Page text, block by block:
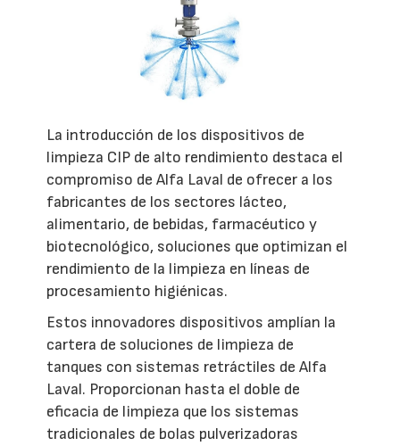
La introducción de los dispositivos de
limpieza CIP de alto rendimiento destaca el
compromiso de Alfa Laval de ofrecer a los
fabricantes de los sectores lácteo,
alimentario, de bebidas, farmacéutico y
biotecnológico, soluciones que optimizan el
rendimiento de la limpieza en líneas de
procesamiento higiénicas.
Estos innovadores dispositivos amplían la
cartera de soluciones de limpieza de
tanques con sistemas retráctiles de Alfa
Laval. Proporcionan hasta el doble de
eficacia de limpieza que los sistemas
tradicionales de bolas pulverizadoras